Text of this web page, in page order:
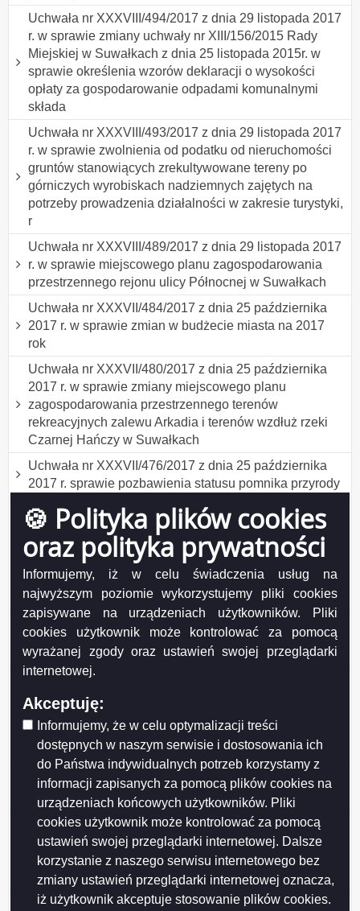
🍪 Polityka plików cookies
oraz polityka prywatności
Informujemy, iż w celu świadczenia usług na
najwyższym poziomie wykorzystujemy pliki cookies
zapisywane na urządzeniach użytkowników. Pliki
cookies użytkownik może kontrolować za pomocą
wyrażanej zgody oraz ustawień swojej przeglądarki
internetowej.
Akceptuję:
Informujemy, że w celu optymalizacji treści
dostępnych w naszym serwisie i dostosowania ich
do Państwa indywidualnych potrzeb korzystamy z
informacji zapisanych za pomocą plików cookies na
urządzeniach końcowych użytkowników. Pliki
cookies użytkownik może kontrolować za pomocą
ustawień swojej przeglądarki internetowej. Dalsze
korzystanie z naszego serwisu internetowego bez
zmiany ustawień przeglądarki internetowej oznacza,
iż użytkownik akceptuje stosowanie plików cookies.
Uchwała nr XXXVIII/494/2017 z dnia 29 listopada 2017
r. w sprawie zmiany uchwały nr XIII/156/2015 Rady
Miejskiej w Suwałkach z dnia 25 listopada 2015r. w
sprawie określenia wzorów deklaracji o wysokości
opłaty za gospodarowanie odpadami komunalnymi
składa
Uchwała nr XXXVIII/493/2017 z dnia 29 listopada 2017
r. w sprawie zwolnienia od podatku od nieruchomości
gruntów stanowiących zrekultywowane tereny po
górniczych wyrobiskach nadziemnych zajętych na
potrzeby prowadzenia działalności w zakresie turystyki,
r
Uchwała nr XXXVIII/489/2017 z dnia 29 listopada 2017
r. w sprawie miejscowego planu zagospodarowania
przestrzennego rejonu ulicy Północnej w Suwałkach
Uchwała nr XXXVII/484/2017 z dnia 25 października
2017 r. w sprawie zmian w budżecie miasta na 2017
rok
Uchwała nr XXXVII/480/2017 z dnia 25 października
2017 r. w sprawie zmiany miejscowego planu
zagospodarowania przestrzennego terenów
rekreacyjnych zalewu Arkadia i terenów wzdłuż rzeki
Czarnej Hańczy w Suwałkach
Uchwała nr XXXVII/476/2017 z dnia 25 października
2017 r. sprawie pozbawienia statusu pomnika przyrody
Uchwała nr XXXVII/474/2017 z dnia 25 października
2017 r. w sprawie szczegółowego sposobu i zakresu
świadczenia usług w zakresie odbierania odpadów
komunalnych od właścicieli nieruchomości i
zagospodarowania tych odpadów w zamian za
uiszczoną przez właści
Uchwała nr XXXVII/473/2017 z dnia 25 października
2017 r. w sprawie przyjęcia Regulaminu utrzymania
czystości i porządku na terenie miasta Suwałk
2017 r. w sprawie zmiany uchwały w sprawie ustalenia
opłat za świadczenia udzielane przez przedszkola
publiczne prowadzone przez Miasto Suwałki dla dzieci
w wieku do lat 5
Uchwała nr XXXVI/453/2017 z dnia 25 września 2017
r. w sprawie zmian w budżecie miasta na 2017 rok
Uchwała nr XXXVI/452/2017 z dnia 25 września 2017
r. w sprawie miejscowego planu zagospodarowania
przestrzennego północnej części rejonu ulicy
Sportowej w Suwałkach
Uchwała nr XXXVI/451/2017 z dnia 25 września 2017